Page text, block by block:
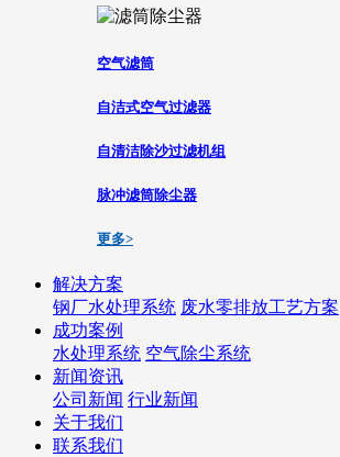
空气滤筒
自洁式空气过滤器
自清洁除沙过滤机组
脉冲滤筒除尘器
更多>
解决方案
钢厂水处理系统 废水零排放工艺方案
成功案例
水处理系统 空气除尘系统
新闻资讯
公司新闻 行业新闻
关于我们
联系我们